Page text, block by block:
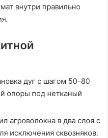
внутри правильно
дуг с шагом 50–80
опоры под нетканый
агроволокна в два слоя с
исключения сквозняков․